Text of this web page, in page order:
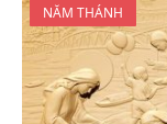
NĂM THÁNH